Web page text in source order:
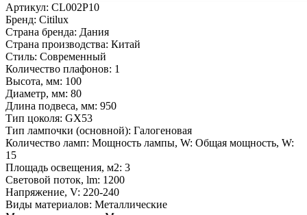
Артикул: CL002P10
Бренд: Citilux
Страна бренда: Дания
Страна производства: Китай
Стиль: Современный
Количество плафонов: 1
Высота, мм: 100
Диаметр, мм: 80
Длина подвеса, мм: 950
Тип цоколя: GX53
Тип лампочки (основной): Галогеновая
Количество ламп: Мощность лампы, W: Общая мощность, W:
15
Площадь освещения, м2: 3
Световой поток, lm: 1200
Напряжение, V: 220-240
Виды материалов: Металлические